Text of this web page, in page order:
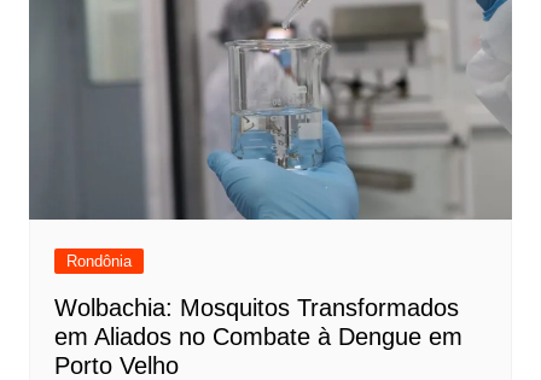
Rondônia
Wolbachia: Mosquitos Transformados
em Aliados no Combate à Dengue em
Porto Velho